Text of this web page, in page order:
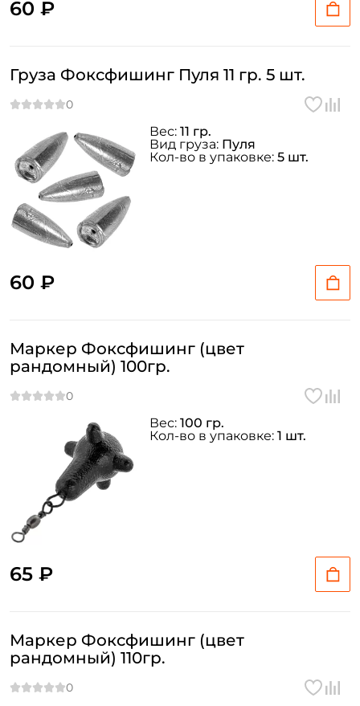
60 ₽
Груза Фоксфишинг Пуля 11 гр. 5 шт.
60 ₽
Вес: 11 гр.
Вид груза: Пуля
Кол-во в упаковке: 5 шт.
Маркер Фоксфишинг (цвет
рандомный) 100гр.
65 ₽
Вес: 100 гр.
Кол-во в упаковке: 1 шт.
Маркер Фоксфишинг (цвет
рандомный) 110гр.